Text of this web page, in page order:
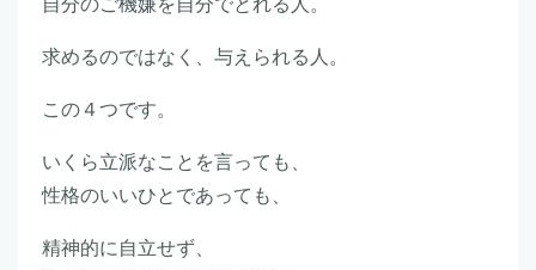
自分のご機嫌を自分でとれる人。
求めるのではなく、与えられる人。
この４つです。
いくら立派なことを言っても、
性格のいいひとであっても、
精神的に自立せず、